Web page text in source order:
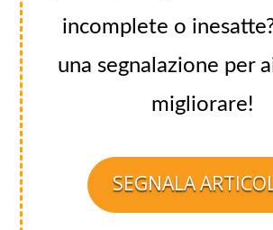
incomplete o
una segnalazione per
migliorare!
SEGNALA